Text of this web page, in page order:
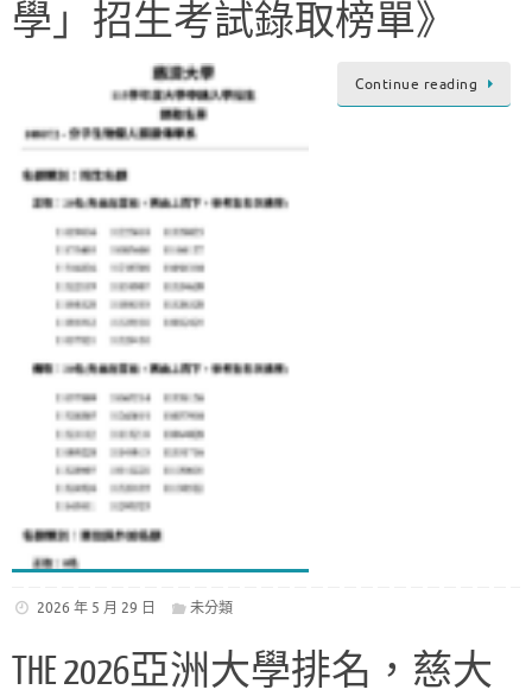
學」招生考試錄取榜單》
Continue reading
2026 年 5 月 29 日 未分類
THE 2026亞洲大學排名，慈大